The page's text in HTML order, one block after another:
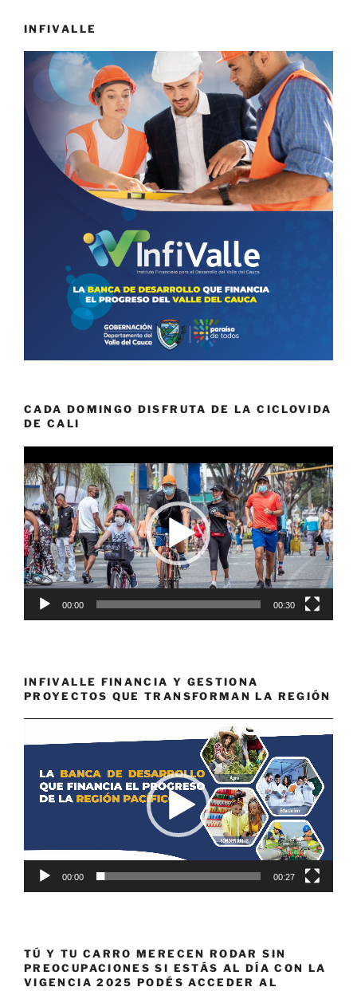
INFIVALLE
CADA DOMINGO DISFRUTA DE LA CICLOVIDA
DE CALI
de
vídeo
00:00 00:30
INFIVALLE FINANCIA Y GESTIONA
PROYECTOS QUE TRANSFORMAN LA REGIÓN
de
00:00 00:27
TÚ Y TU CARRO MERECEN RODAR SIN
PREOCUPACIONES SI ESTÁS AL DÍA CON LA
VIGENCIA 2025 PODÉS ACCEDER AL